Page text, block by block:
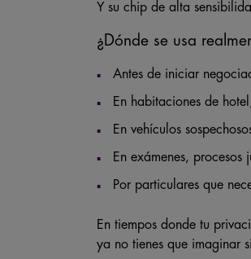
Y su chip de alta
¿Dónde se usa
Antes de iniciar
En habitaciones de
En vehículos
En exámenes, procesos
Por particulares que
En tiempos donde tu
ya no tienes que imaginar